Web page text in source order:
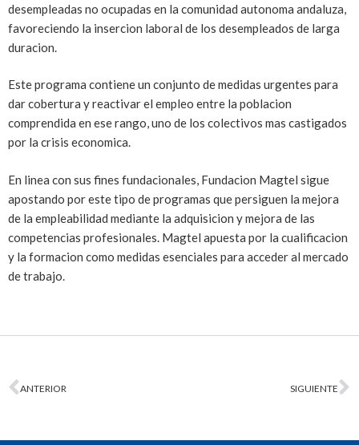
desempleadas no ocupadas en la comunidad autonoma andaluza,
favoreciendo la insercion laboral de los desempleados de larga
duracion.
Este programa contiene un conjunto de medidas urgentes para
dar cobertura y reactivar el empleo entre la poblacion
comprendida en ese rango, uno de los colectivos mas castigados
por la crisis economica.
En linea con sus fines fundacionales, Fundacion Magtel sigue
apostando por este tipo de programas que persiguen la mejora
de la empleabilidad mediante la adquisicion y mejora de las
competencias profesionales. Magtel apuesta por la cualificacion
y la formacion como medidas esenciales para acceder al mercado
de trabajo.
ANTERIOR SIGUIENTE